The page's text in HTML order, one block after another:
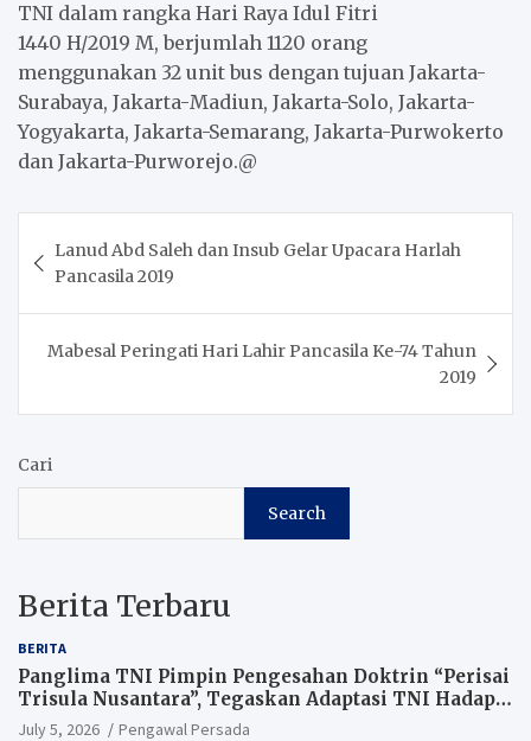
TNI dalam rangka Hari Raya Idul Fitri
1440 H/2019 M, berjumlah 1120 orang
menggunakan 32 unit bus dengan tujuan Jakarta-
Surabaya, Jakarta-Madiun, Jakarta-Solo, Jakarta-
Yogyakarta, Jakarta-Semarang, Jakarta-Purwokerto
dan Jakarta-Purworejo.@
navigation
Lanud Abd Saleh dan Insub Gelar Upacara Harlah
Pancasila 2019
Mabesal Peringati Hari Lahir Pancasila Ke-74 Tahun
2019
Cari
Search
Berita Terbaru
BERITA
Panglima TNI Pimpin Pengesahan Doktrin “Perisai
Trisula Nusantara”, Tegaskan Adaptasi TNI Hadapi
Perang Modern
July 5, 2026 Pengawal Persada